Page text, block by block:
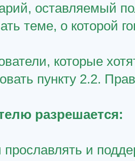
оставляемый
теме, о которой
которые
пункту 2.2.
разрешается:
прославлять и